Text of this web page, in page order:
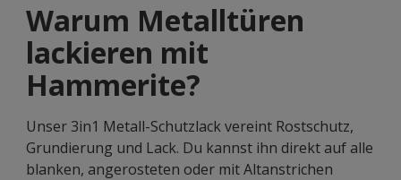
Warum Metalltüren
lackieren mit
Hammerite?
Unser 3in1 Metall-Schutzlack vereint Rostschutz,
Grundierung und Lack. Du kannst ihn direkt auf alle
blanken, angerosteten oder mit Altanstrichen